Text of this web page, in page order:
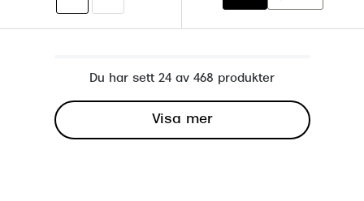
Du har sett 24 av 468 produkter
Visa mer